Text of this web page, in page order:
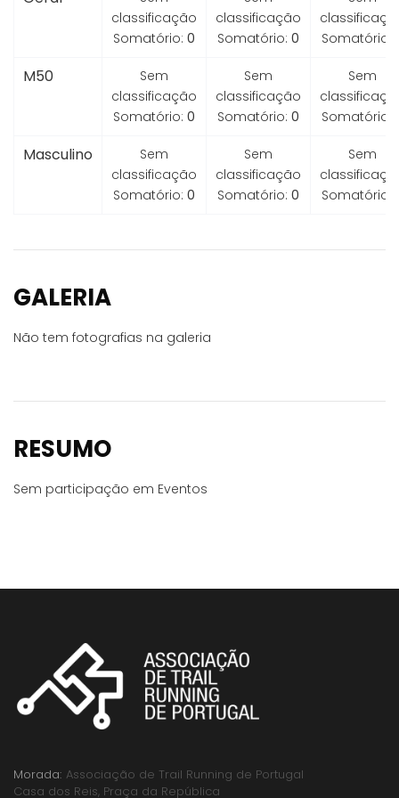
classificação
Somatório: 0
classificação
Somatório: 0
Somatório:
M50
Sem
classificação
Somatório: 0
Sem
classificação
Somatório: 0
Sem
Somatório:
Masculino
Sem
classificação
Somatório: 0
Sem
classificação
Somatório: 0
Sem
Somatório:
GALERIA
Não tem fotografias na galeria
RESUMO
Sem participação em Eventos
Morada: Associação de Trail Running de Portugal
Casa dos Reis, Praça da República